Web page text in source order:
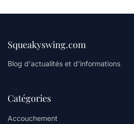
Squeakyswing.com
Blog d'actualités et d'informations
Catégories
Accouchement